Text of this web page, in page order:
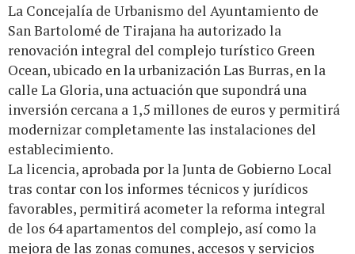
La Concejalía de Urbanismo del Ayuntamiento de
San Bartolomé de Tirajana ha autorizado la
renovación integral del complejo turístico Green
Ocean, ubicado en la urbanización Las Burras, en la
calle La Gloria, una actuación que supondrá una
inversión cercana a 1,5 millones de euros y permitirá
modernizar completamente las instalaciones del
establecimiento.
La licencia, aprobada por la Junta de Gobierno Local
tras contar con los informes técnicos y jurídicos
favorables, permitirá acometer la reforma integral
de los 64 apartamentos del complejo, así como la
mejora de las zonas comunes, accesos y servicios